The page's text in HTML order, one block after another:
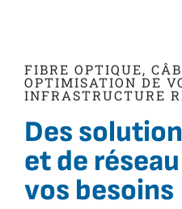
FIBRE OPTIQUE,
OPTIMISATION DE
INFRASTRUCTURE
Des
et de
vos besoins